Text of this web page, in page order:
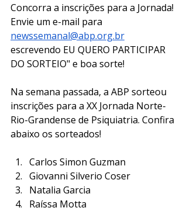
Concorra a inscrições para a Jornada!
Envie um e-mail para
newssemanal@abp.org.br
escrevendo EU QUERO PARTICIPAR
DO SORTEIO" e boa sorte!
Na semana passada, a ABP sorteou
inscrições para a XX Jornada Norte-
Rio-Grandense de Psiquiatria. Confira
abaixo os sorteados!
Carlos Simon Guzman
Giovanni Silverio Coser
Natalia Garcia
Raíssa Motta